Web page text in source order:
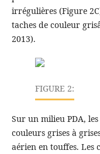
irrégulières (Figure
taches de couleur
2013).
FIGURE 2:
Sur un milieu PDA,
couleurs grises à
aérien en touffes. Les